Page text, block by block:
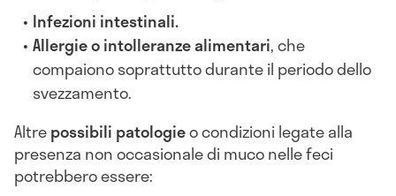
Infezioni intestinali.
Allergie o intolleranze alimentari, che
compaiono soprattutto durante il periodo dello
svezzamento.
Altrepossibili patologieo condizioni legate alla
presenza non occasionale di muco nelle feci
potrebbero essere: